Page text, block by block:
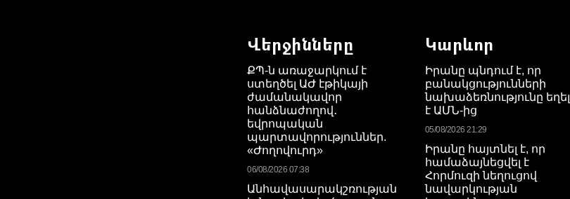
Վերջինները
ՔՊ-ն առաջարկում է
ստեղծել ԱԺ էթիկայի
ժամանակավոր
հանձնաժողով․
եվրոպական
պարտավորություններ.
«Ժողովուրդ»
06/08/2026 07:38
Անհավասարակշռության
Կարևոր
Իրանը պնդում է, որ
բանակցությունների
նախաձեռնությունը եղել
է ԱՄՆ-ից
05/08/2026 21:29
Իրանը հայտնել է, որ
համաձայնեցվել է
Հորմուզի նեղուցով
նավարկության